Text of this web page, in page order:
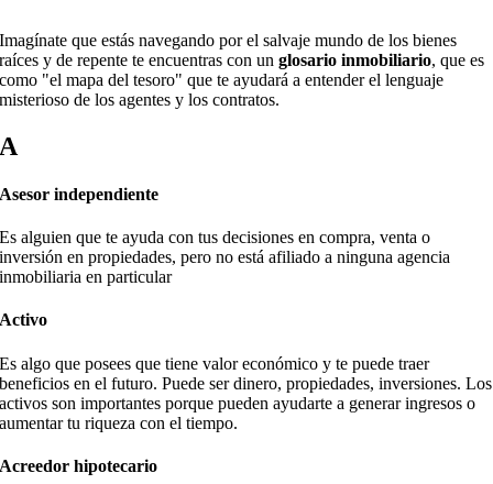
Imagínate que estás navegando por el salvaje mundo de los bienes
raíces y de repente te encuentras con unglosario inmobiliario, que es
como "el mapa del tesoro" que te ayudará a entender el lenguaje
misterioso de los agentes y los contratos.
A
Asesor independiente
Es alguien que te ayuda con tus decisiones en compra, venta o
inversión en propiedades, pero no está afiliado a ninguna agencia
inmobiliaria en particular
Activo
Es algo que posees que tiene valor económico y te puede traer
beneficios en el futuro. Puede ser dinero, propiedades, inversiones. Los
activos son importantes porque pueden ayudarte a generar ingresos o
aumentar tu riqueza con el tiempo.
Acreedor hipotecario